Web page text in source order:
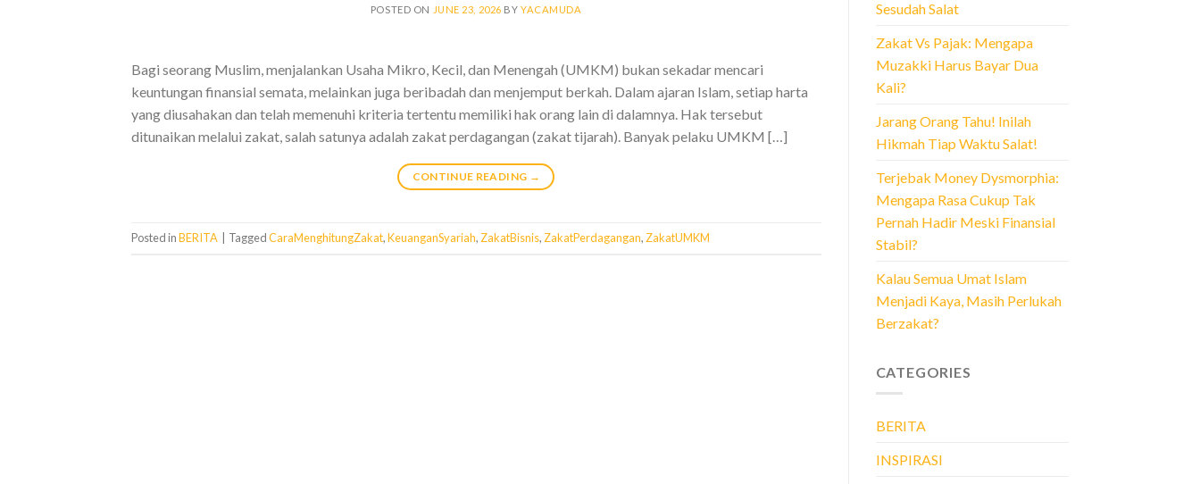
POSTED ON JUNE 23, 2026 BYYACAMUDA
Bagi seorang Muslim, menjalankan Usaha Mikro, Kecil, dan Menengah (UMKM) bukan sekadar mencari
keuntungan finansial semata, melainkan juga beribadah dan menjemput berkah. Dalam ajaran Islam, setiap harta
yang diusahakan dan telah memenuhi kriteria tertentu memiliki hak orang lain di dalamnya. Hak tersebut
ditunaikan melalui zakat, salah satunya adalah zakat perdagangan (zakat tijarah). Banyak pelaku UMKM […]
CONTINUE READING →
Posted inBERITA TaggedCaraMenghitungZakat,KeuanganSyariah, ZakatBisnis, ZakatPerdagangan, ZakatUMKM
Sesudah Salat
Zakat Vs Pajak: Mengapa
Muzakki Harus Bayar Dua
Kali?
Jarang Orang Tahu! Inilah
Hikmah Tiap Waktu Salat!
Terjebak Money Dysmorphia:
Mengapa Rasa Cukup Tak
Pernah Hadir Meski Finansial
Stabil?
Kalau Semua Umat Islam
Menjadi Kaya, Masih Perlukah
Berzakat?
CATEGORIES
BERITA
INSPIRASI